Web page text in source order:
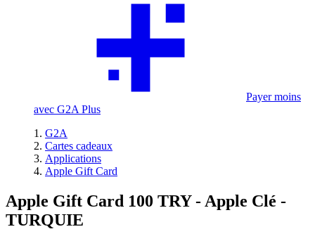
Payer moins
avec G2A Plus
G2A
Cartes cadeaux
Applications
Apple Gift Card
Apple Gift Card 100 TRY - Apple Clé -
TURQUIE